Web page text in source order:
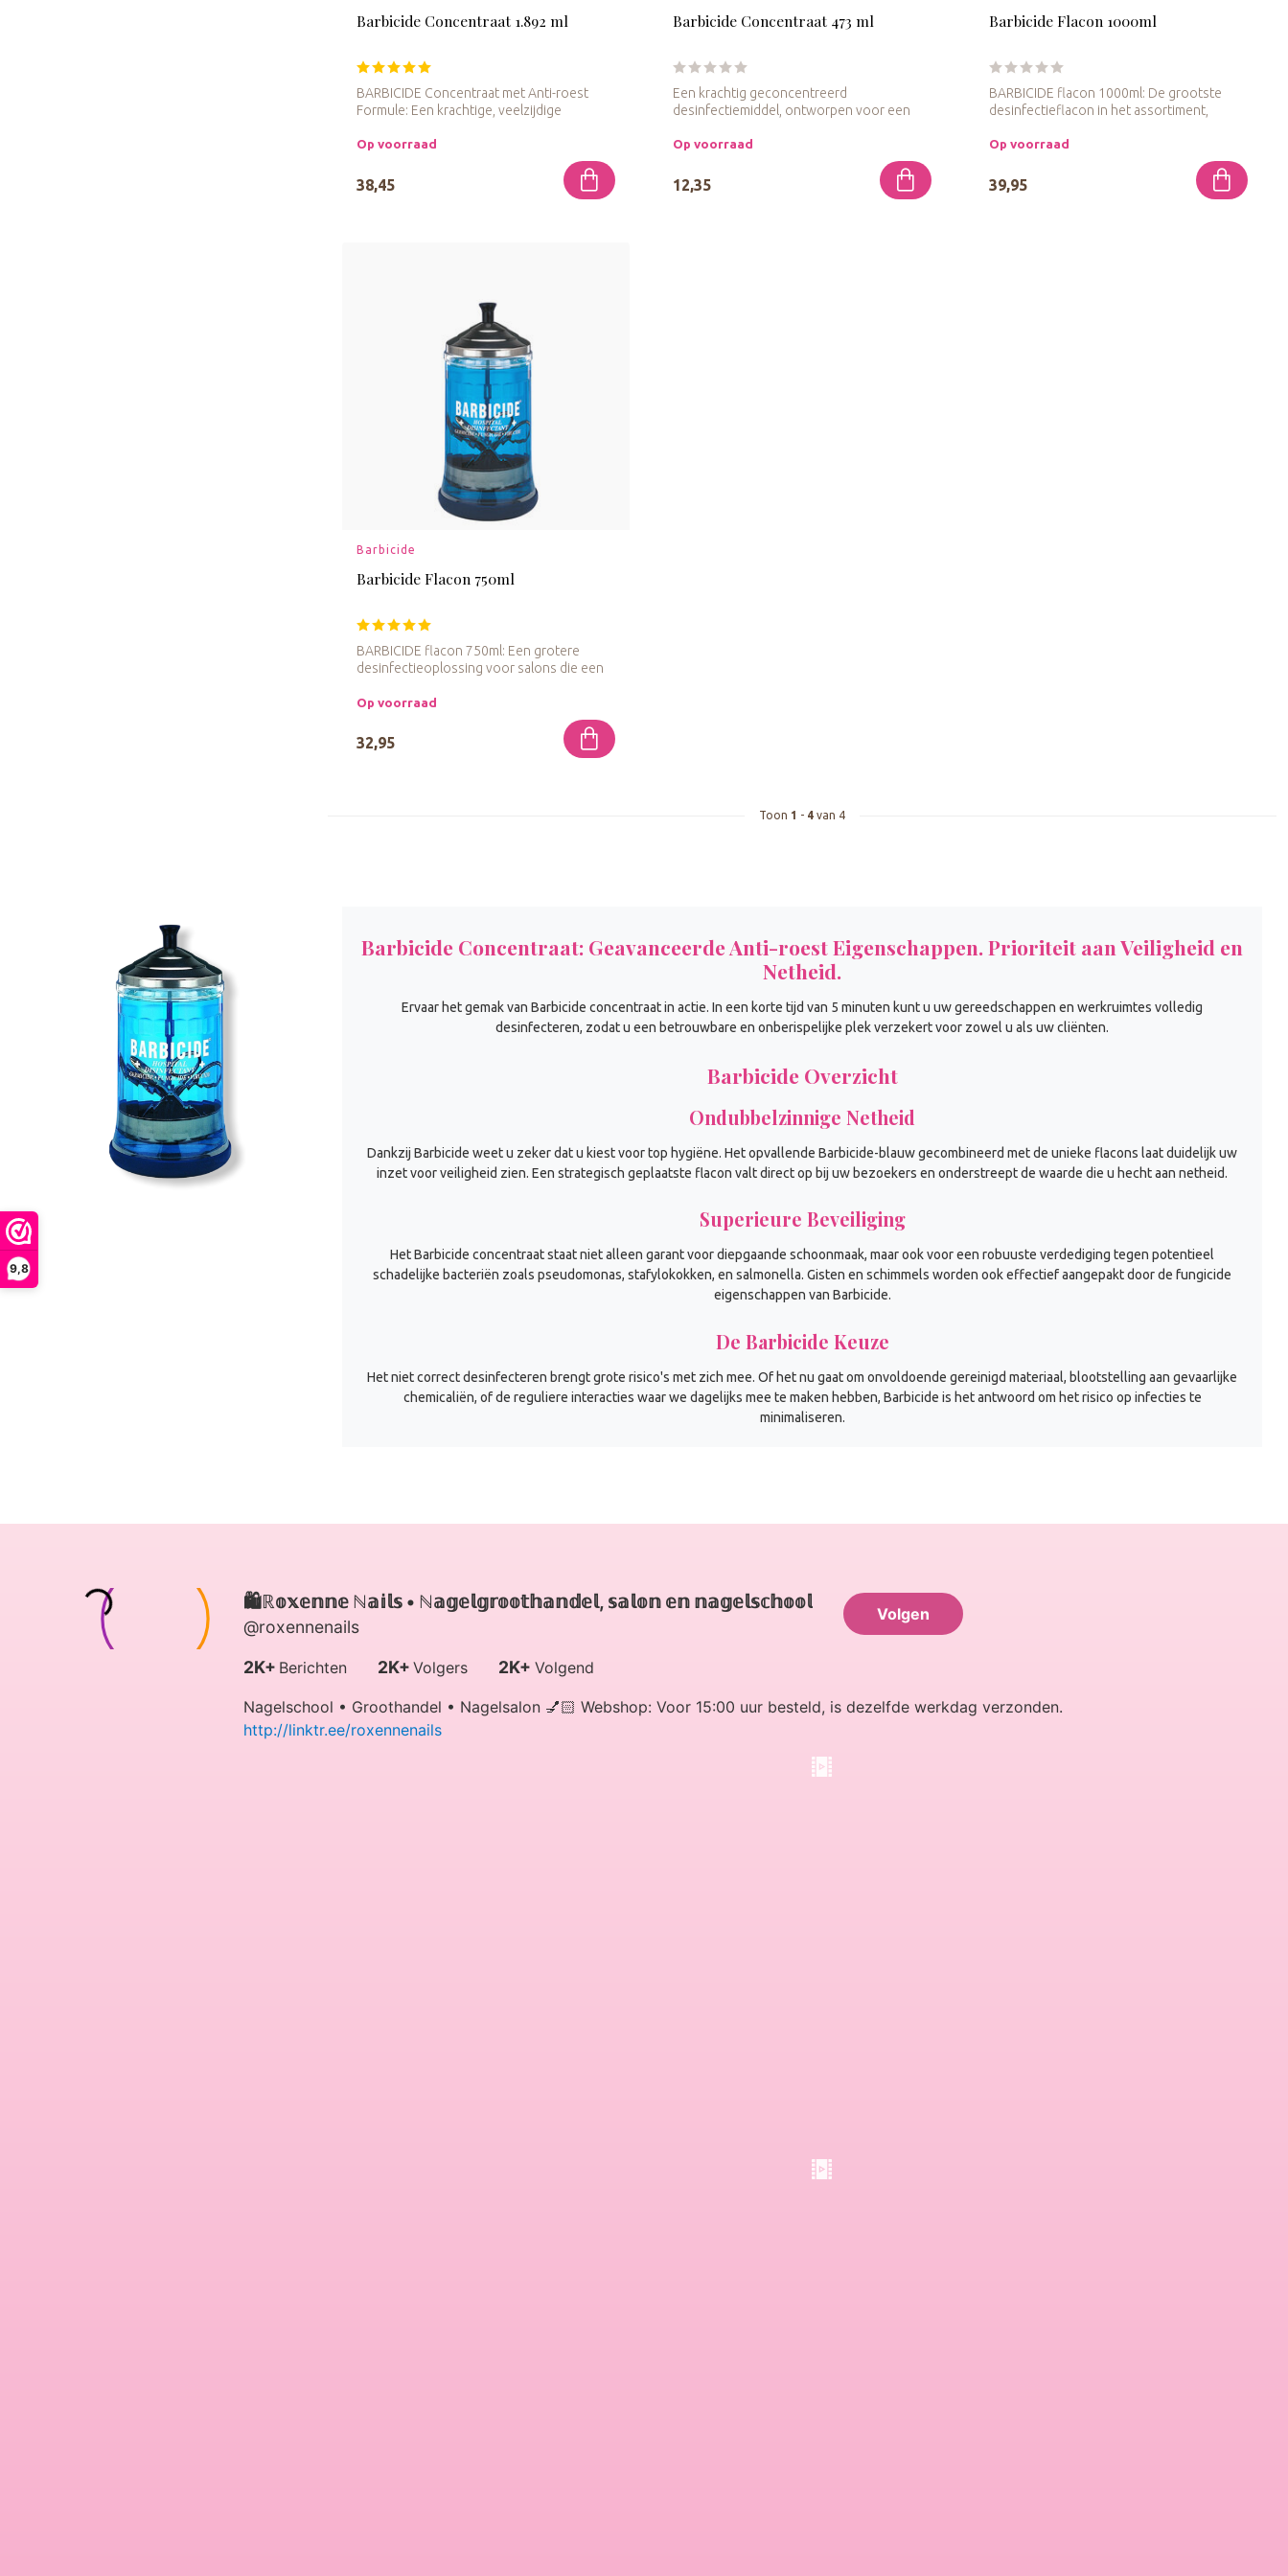
9,8
Barbicide Concentraat 1.892 ml
BARBICIDE Concentraat met Anti-roest
Formule: Een krachtige, veelzijdige
Op voorraad
38,45
Barbicide Concentraat 473 ml
Een krachtig geconcentreerd
desinfectiemiddel, ontworpen voor een
Op voorraad
12,35
Barbicide Flacon 1000ml
BARBICIDE flacon 1000ml: De grootste
desinfectieflacon in het assortiment,
Op voorraad
39,95
Barbicide
Barbicide Flacon 750ml
BARBICIDE flacon 750ml: Een grotere
desinfectieoplossing voor salons die een
Op voorraad
32,95
Toon 1 - 4 van 4
Barbicide Concentraat: Geavanceerde Anti-roest Eigenschappen. Prioriteit aan Veiligheid en
Netheid.
Ervaar het gemak van Barbicide concentraat in actie. In een korte tijd van 5 minuten kunt u uw gereedschappen en werkruimtes volledig
desinfecteren, zodat u een betrouwbare en onberispelijke plek verzekert voor zowel u als uw cliënten.
Barbicide Overzicht
Ondubbelzinnige Netheid
Dankzij Barbicide weet u zeker dat u kiest voor top hygiëne. Het opvallende Barbicide-blauw gecombineerd met de unieke flacons laat duidelijk uw
inzet voor veiligheid zien. Een strategisch geplaatste flacon valt direct op bij uw bezoekers en onderstreept de waarde die u hecht aan netheid.
Superieure Beveiliging
Het Barbicide concentraat staat niet alleen garant voor diepgaande schoonmaak, maar ook voor een robuuste verdediging tegen potentieel
schadelijke bacteriën zoals pseudomonas, stafylokokken, en salmonella. Gisten en schimmels worden ook effectief aangepakt door de fungicide
eigenschappen van Barbicide.
De Barbicide Keuze
Het niet correct desinfecteren brengt grote risico's met zich mee. Of het nu gaat om onvoldoende gereinigd materiaal, blootstelling aan gevaarlijke
chemicaliën, of de reguliere interacties waar we dagelijks mee te maken hebben, Barbicide is het antwoord om het risico op infecties te
minimaliseren.